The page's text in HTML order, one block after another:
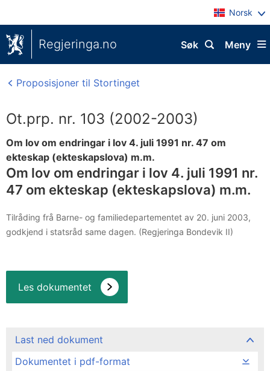
Norsk
Regjeringa.no Meny
Søk
Proposisjoner til Stortinget
Ot.prp. nr. 103 (2002-2003)
Om lov om endringar i lov 4. juli 1991 nr. 47 om
ekteskap (ekteskapslova) m.m.
Om lov om endringar i lov 4. juli 1991 nr.
47 om ekteskap (ekteskapslova) m.m.
Tilråding frå Barne- og familiedepartementet av 20. juni 2003,
godkjend i statsråd same dagen. (Regjeringa Bondevik II)
Les dokumentet
Last ned dokument
Dokumentet i pdf-format